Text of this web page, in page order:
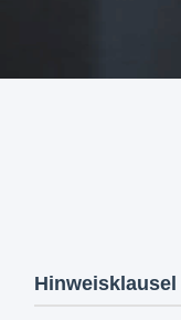
Hinweisklausel